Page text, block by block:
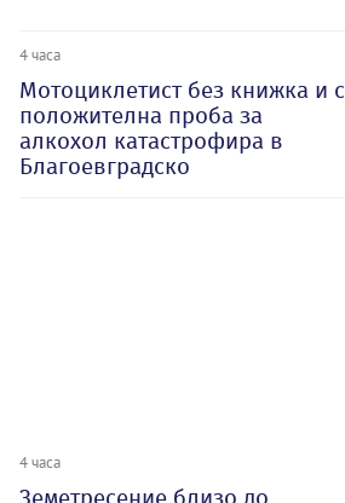
4 часа
Мотоциклетист без книжка и с
положителна проба за
алкохол катастрофира в
Благоевградско
4 часа
Земетресение близо до